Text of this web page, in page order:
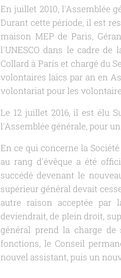
En juillet 2010, l'Assemblée
Durant cette période, il est
maison MEP de Paris,
l'UNESCO dans le cadre de
Collard à Paris et chargé du
volontaires laïcs par an en
volontariat pour les
Le 12 juillet 2016, il est élu
l'Assemblée générale, pour
En ce qui concerne la
au rang d'évêque a été
succédé devenant le
supérieur général devait
autre raison acceptée par
deviendrait, de plein droit,
général prend la charge de
fonctions, le Conseil
nouvel assistant, puis un